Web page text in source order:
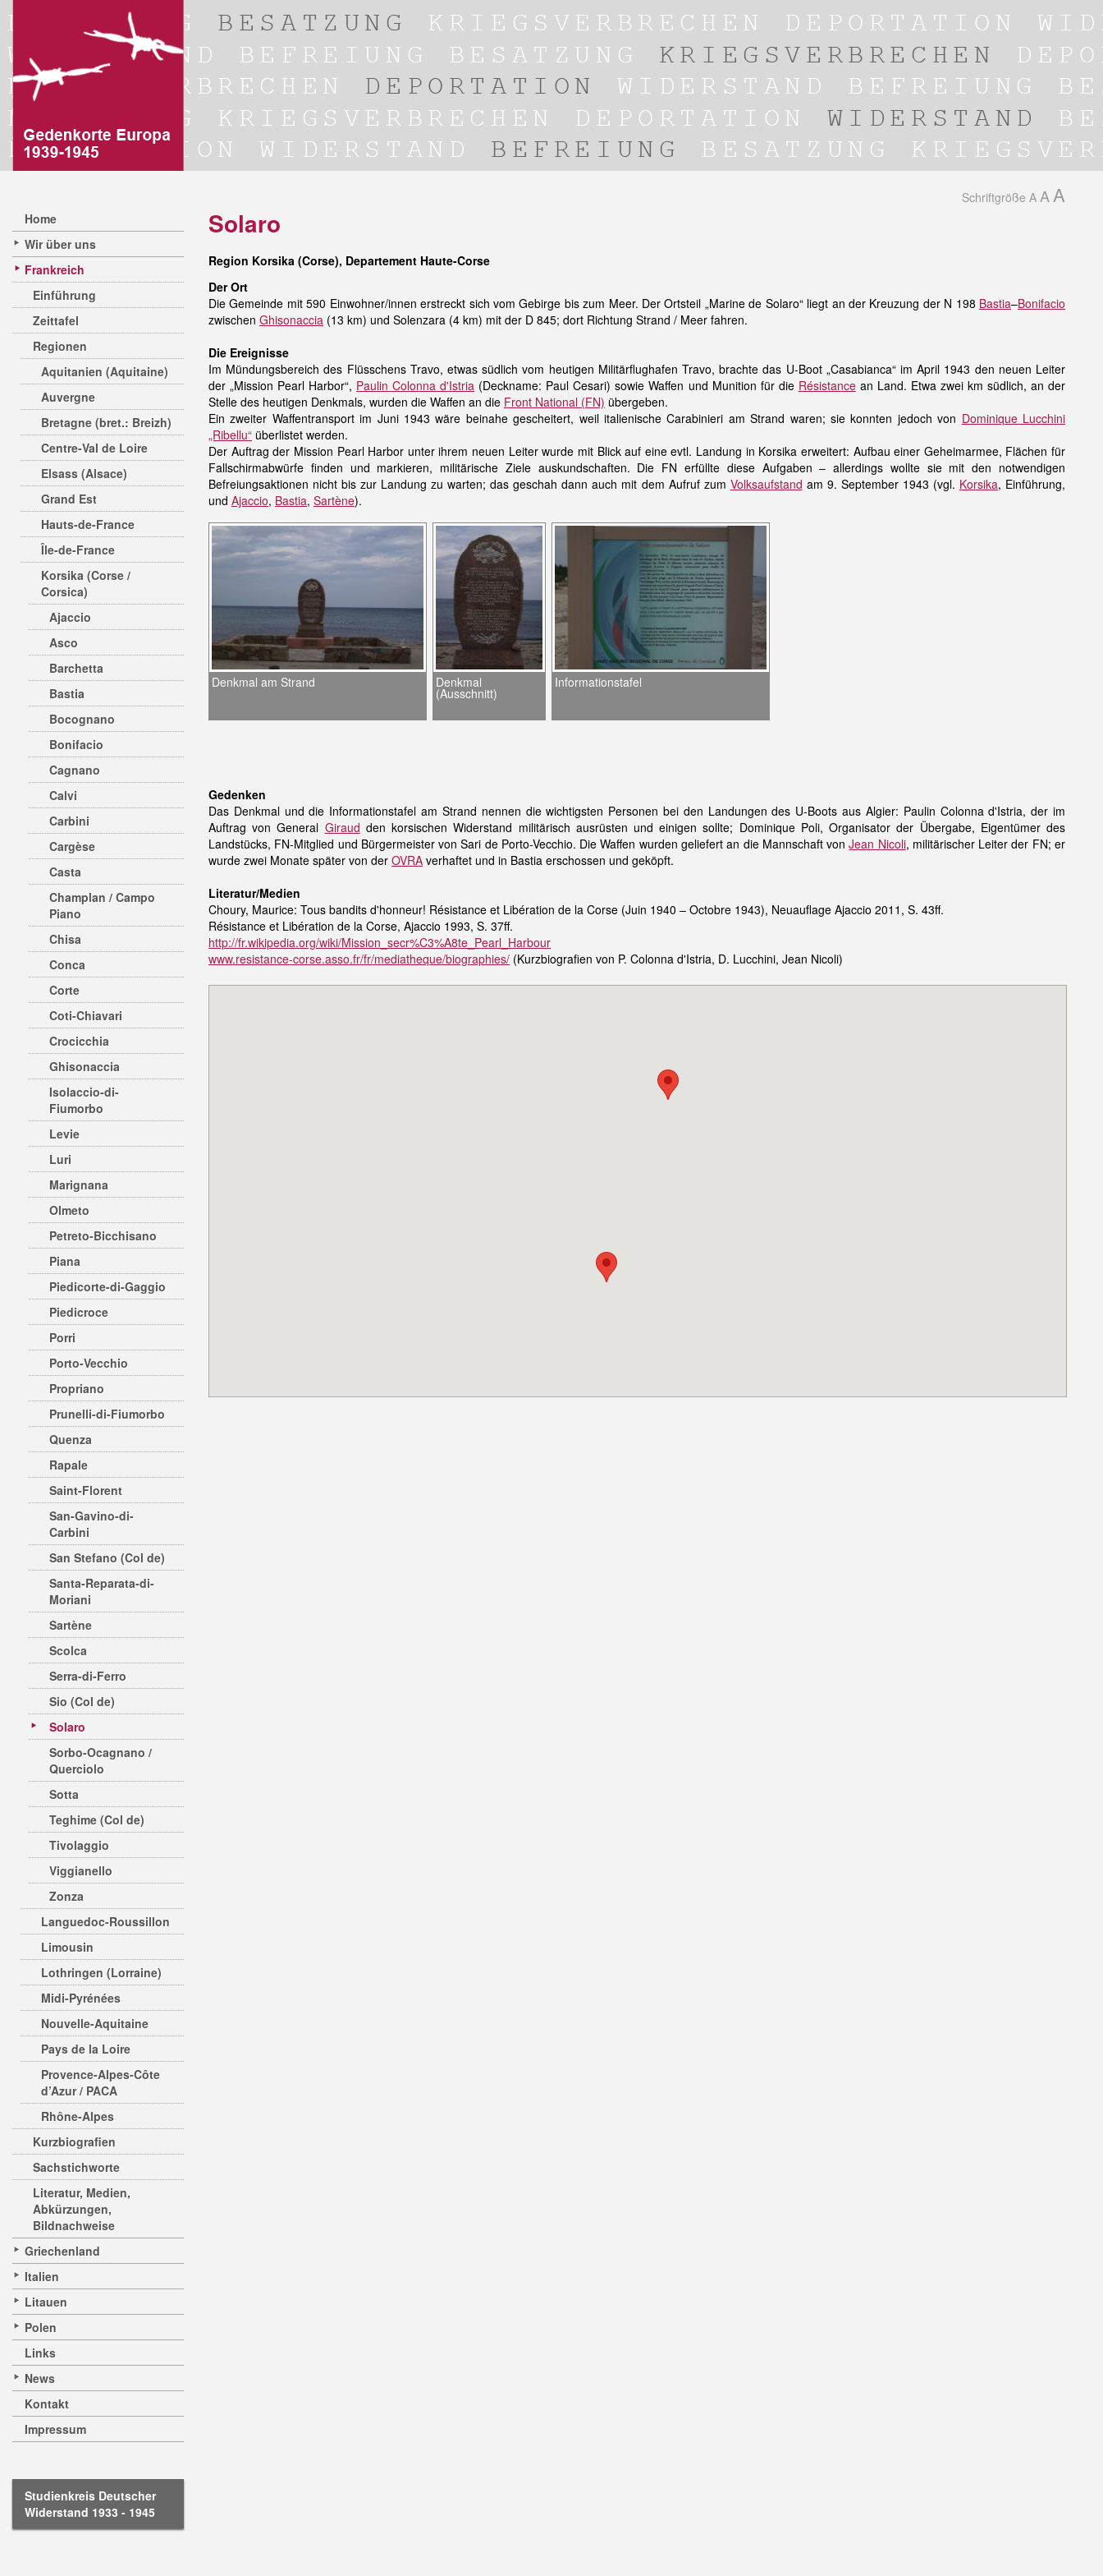
Home
Wir über uns
Frankreich
Einführung
Zeittafel
Regionen
Aquitanien (Aquitaine)
Auvergne
Bretagne (bret.: Breizh)
Centre-Val de Loire
Elsass (Alsace)
Grand Est
Hauts-de-France
Île-de-France
Korsika (Corse /
Corsica)
Ajaccio
Asco
Barchetta
Bastia
Bocognano
Bonifacio
Cagnano
Calvi
Carbini
Cargèse
Casta
Champlan / Campo
Piano
Chisa
Conca
Corte
Coti-Chiavari
Crocicchia
Ghisonaccia
Isolaccio-di-
Fiumorbo
Levie
Luri
Marignana
Olmeto
Petreto-Bicchisano
Piana
Piedicorte-di-Gaggio
Piedicroce
Porri
Porto-Vecchio
Propriano
Prunelli-di-Fiumorbo
Quenza
Rapale
Saint-Florent
San-Gavino-di-
Carbini
San Stefano (Col de)
Santa-Reparata-di-
Moriani
Sartène
Scolca
Serra-di-Ferro
Sio (Col de)
Solaro
Sorbo-Ocagnano /
Querciolo
Sotta
Teghime (Col de)
Tivolaggio
Viggianello
Zonza
Languedoc-Roussillon
Limousin
Lothringen (Lorraine)
Midi-Pyrénées
Nouvelle-Aquitaine
Pays de la Loire
Provence-Alpes-Côte
d’Azur / PACA
Rhône-Alpes
Kurzbiografien
Sachstichworte
Literatur, Medien,
Abkürzungen,
Bildnachweise
Griechenland
Italien
Litauen
Polen
Links
News
Kontakt
Impressum
Studienkreis Deutscher
Widerstand 1933 - 1945
Schriftgröße A A A
Solaro
Region Korsika (Corse), Departement Haute-Corse
Der Ort
Die Gemeinde mit 590 Einwohner/innen erstreckt sich vom Gebirge bis zum Meer. Der Ortsteil „Marine de Solaro“ liegt an der Kreuzung der N 198 Bastia–Bonifacio
zwischen Ghisonaccia (13 km) und Solenzara (4 km) mit der D 845; dort Richtung Strand / Meer fahren.
Die Ereignisse
Im Mündungsbereich des Flüsschens Travo, etwas südlich vom heutigen Militärflughafen Travo, brachte das U-Boot „Casabianca“ im April 1943 den neuen Leiter
der „Mission Pearl Harbor“, Paulin Colonna d'Istria (Deckname: Paul Cesari) sowie Waffen und Munition für die Résistancean Land. Etwa zwei km südlich, an der
Stelle des heutigen Denkmals, wurden die Waffen an die Front National (FN) übergeben.
Ein zweiter Waffentransport im Juni 1943 wäre beinahe gescheitert, weil italienische Carabinieri am Strand waren; sie konnten jedoch von Dominique Lucchini
„Ribellu“ überlistet werden.
Der Auftrag der Mission Pearl Harbor unter ihrem neuen Leiter wurde mit Blick auf eine evtl. Landung in Korsika erweitert: Aufbau einer Geheimarmee, Flächen für
Fallschirmabwürfe finden und markieren, militärische Ziele auskundschaften. Die FN erfüllte diese Aufgaben – allerdings wollte sie mit den notwendigen
Befreiungsaktionen nicht bis zur Landung zu warten; das geschah dann auch mit dem Aufruf zum Volksaufstand am 9. September 1943 (vgl. Korsika, Einführung,
und Ajaccio, Bastia, Sartène).
Denkmal am Strand Denkmal
(Ausschnitt)
Informationstafel
Gedenken
Das Denkmal und die Informationstafel am Strand nennen die wichtigsten Personen bei den Landungen des U-Boots aus Algier: Paulin Colonna d'Istria, der im
Auftrag von General Giraud den korsischen Widerstand militärisch ausrüsten und einigen sollte; Dominique Poli, Organisator der Übergabe, Eigentümer des
Landstücks, FN-Mitglied und Bürgermeister von Sari de Porto-Vecchio. Die Waffen wurden geliefert an die Mannschaft vonJean Nicoli, militärischer Leiter der FN; er
wurde zwei Monate später von der OVRA verhaftet und in Bastia erschossen und geköpft.
Literatur/Medien
Choury, Maurice: Tous bandits d'honneur! Résistance et Libération de la Corse (Juin 1940 – Octobre 1943), Neuauflage Ajaccio 2011, S. 43ff.
Résistance et Libération de la Corse, Ajaccio 1993, S. 37ff.
http://fr.wikipedia.org/wiki/Mission_secr%C3%A8te_Pearl_Harbour
www.resistance-corse.asso.fr/fr/mediatheque/biographies/ (Kurzbiografien von P. Colonna d'Istria, D. Lucchini, Jean Nicoli)